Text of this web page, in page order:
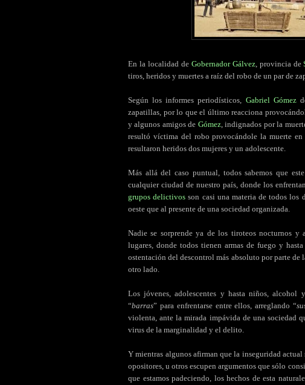
En la localidad de Gobernador Gálvez, provincia de
tiros, heridos y muertes a raíz del robo de un par de
Según los informes periodísticos, Gabriel Gómez
zapatillas, por lo que el último reacciona
y algunos amigos de Gómez, indignados por la
resultó víctima del robo provocándole la muerte
resultaron heridos dos mujeres y un adolescente.
Más allá del caso puntual, todos sabemos que
cualquier ciudad de nuestro país, donde los
grupos delictivos son casi una materia de todos los
oeste que al presente de una sociedad organizada.
Nadie se sorprende ya de los tiroteos nocturnos
lugares, donde todos tienen armas de fuego y
ostentación del descontrol más absoluto por parte de
otro lado.
Los jóvenes, adolescentes y hasta niños, alcohol
“barras” para enfrentarse entre ellos, arreglando “
violenta, ante la mirada impávida de una sociedad
virus de la marginalidad y el delito.
Y mientras algunos afirman que la inseguridad
opositores, u otros escupen argumentos que sólo
que estamos padeciendo, los hechos de esta